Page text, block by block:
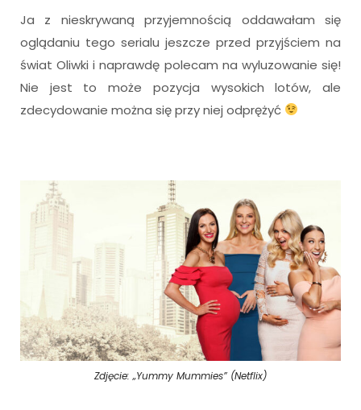
Ja z nieskrywaną przyjemnością oddawałam się
oglądaniu tego serialu jeszcze przed przyjściem na
świat Oliwki i naprawdę polecam na wyluzowanie się!
Nie jest to może pozycja wysokich lotów, ale
zdecydowanie można się przy niej odprężyć
Zdjęcie: „Yummy Mummies” (Netflix)